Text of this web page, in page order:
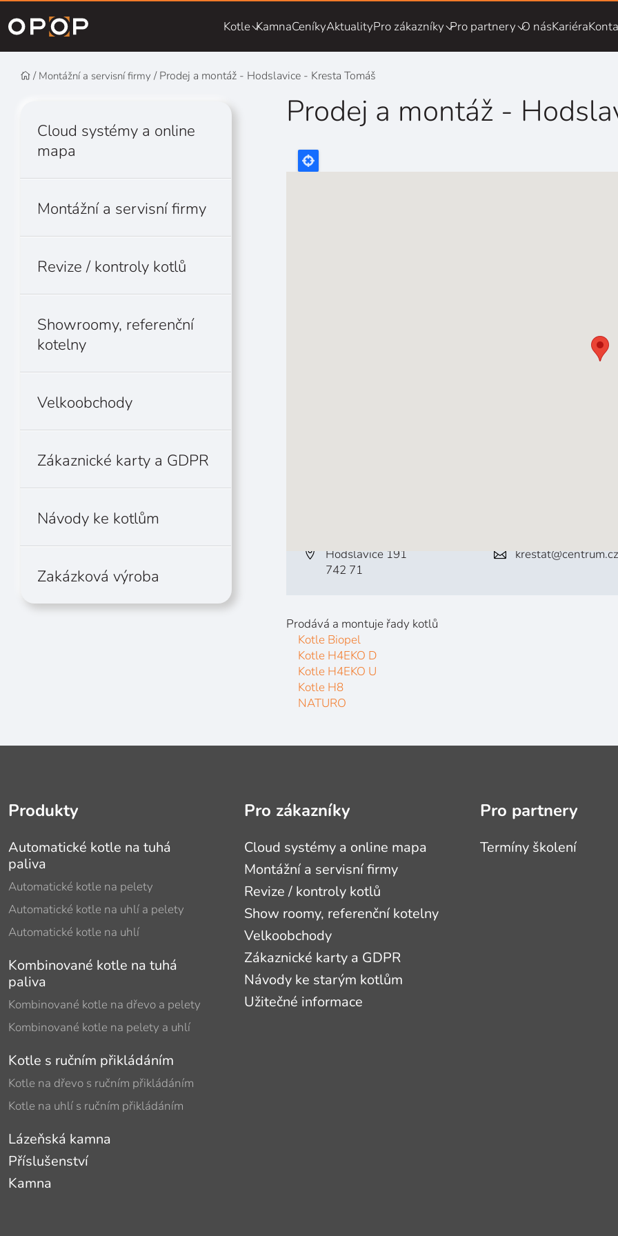
Kotle KamnaCeníkyAktualityPro zákazníky Pro partnery O násKariéra
Montážní a servisní firmy Prodej a montáž - Hodslavice - Kresta Tomáš
Cloud systémy a online
mapa
Montážní a servisní firmy
Revize / kontroly kotlů
Showroomy, referenční
kotelny
Velkoobchody
Zákaznické karty a GDPR
Návody ke kotlům
Zakázková výroba
Prodej a montáž -
Hodslavice 191
742 71
krestat@centrum.cz
Prodává a montuje řady kotlů
Kotle Biopel
Kotle H4EKO D
Kotle H4EKO U
Kotle H8
NATURO
Produkty
Automatické kotle na tuhá
paliva
Automatické kotle na pelety
Automatické kotle na uhlí a pelety
Automatické kotle na uhlí
Kombinované kotle na tuhá
paliva
Kombinované kotle na dřevo a pelety
Kombinované kotle na pelety a uhlí
Kotle s ručním přikládáním
Kotle na dřevo s ručním přikládáním
Kotle na uhlí s ručním přikládáním
Lázeňská kamna
Příslušenství
Kamna
Pro zákazníky
Cloud systémy a online mapa
Montážní a servisní firmy
Revize / kontroly kotlů
Show roomy, referenční kotelny
Velkoobchody
Zákaznické karty a GDPR
Návody ke starým kotlům
Užitečné informace
Pro partnery
Termíny školení